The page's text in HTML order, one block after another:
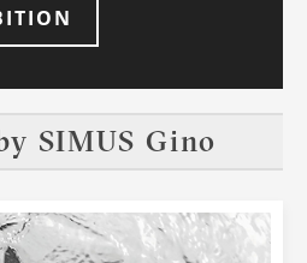
SIMUS Gino